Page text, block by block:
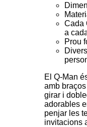
Cada
a
Prou
El Q-Man
amb
girar i
adorables
penjar les
invitacions